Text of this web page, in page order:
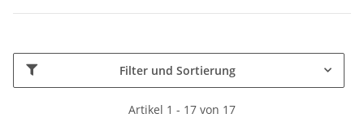
Filter und Sortierung
Artikel 1 - 17 von 17